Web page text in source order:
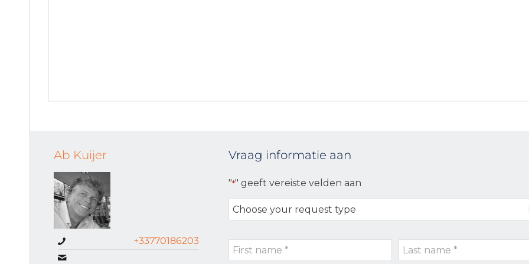
Ab Kuijer
+33770186203
Vraag informatie aan
"*" geeft vereiste velden aan
Choose
your
type
First
name
Last
name